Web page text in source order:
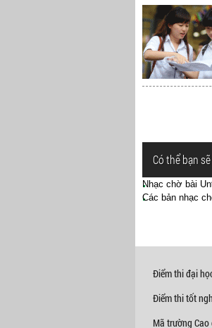
Có thể bạn
Nhạc chờ bài
Các bản nhạc
Điểm thi đại
Điểm thi tốt
Mã trường Cao